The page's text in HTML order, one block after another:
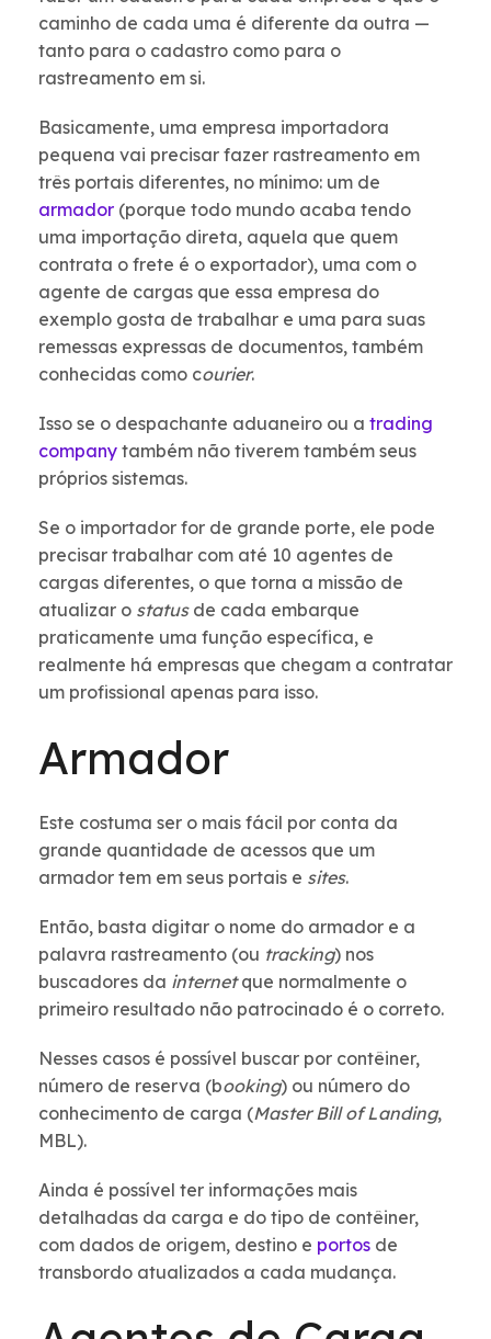
caminho de cada uma é diferente da outra —
tanto para o cadastro como para o
rastreamento em si.
Basicamente, uma empresa importadora
pequena vai precisar fazer rastreamento em
três portais diferentes, no mínimo: um de
armador (porque todo mundo acaba tendo
uma importação direta, aquela que quem
contrata o frete é o exportador), uma com o
agente de cargas que essa empresa do
exemplo gosta de trabalhar e uma para suas
remessas expressas de documentos, também
conhecidas como courier.
Isso se o despachante aduaneiro ou a trading
company também não tiverem também seus
próprios sistemas.
Se o importador for de grande porte, ele pode
precisar trabalhar com até 10 agentes de
cargas diferentes, o que torna a missão de
atualizar o statusde cada embarque
praticamente uma função específica, e
realmente há empresas que chegam a contratar
um profissional apenas para isso.
Armador
Este costuma ser o mais fácil por conta da
grande quantidade de acessos que um
armador tem em seus portais e sites.
Então, basta digitar o nome do armador e a
palavra rastreamento (ou tracking) nos
buscadores da internetque normalmente o
primeiro resultado não patrocinado é o correto.
Nesses casos é possível buscar por contêiner,
número de reserva (booking) ou número do
conhecimento de carga (Master Bill of Landing,
MBL).
Ainda é possível ter informações mais
detalhadas da carga e do tipo de contêiner,
com dados de origem, destino e portos de
transbordo atualizados a cada mudança.